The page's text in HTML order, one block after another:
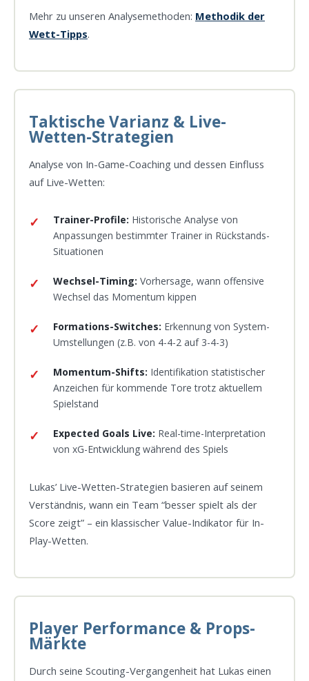
Mehr zu unseren Analysemethoden: Methodik der
Wett-Tipps.
Taktische Varianz & Live-
Wetten-Strategien
Analyse von In-Game-Coaching und dessen Einfluss
auf Live-Wetten:
Trainer-Profile: Historische Analyse von
Anpassungen bestimmter Trainer in Rückstands-
Situationen
Wechsel-Timing: Vorhersage, wann offensive
Wechsel das Momentum kippen
Formations-Switches: Erkennung von System-
Umstellungen (z.B. von 4-4-2 auf 3-4-3)
Momentum-Shifts: Identifikation statistischer
Anzeichen für kommende Tore trotz aktuellem
Spielstand
Expected Goals Live: Real-time-Interpretation
von xG-Entwicklung während des Spiels
Lukas’ Live-Wetten-Strategien basieren auf seinem
Verständnis, wann ein Team “besser spielt als der
Score zeigt” – ein klassischer Value-Indikator für In-
Play-Wetten.
Player Performance & Props-
Märkte
Durch seine Scouting-Vergangenheit hat Lukas einen